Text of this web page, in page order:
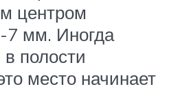
центром
7 мм. Иногда
в полости
место начинает